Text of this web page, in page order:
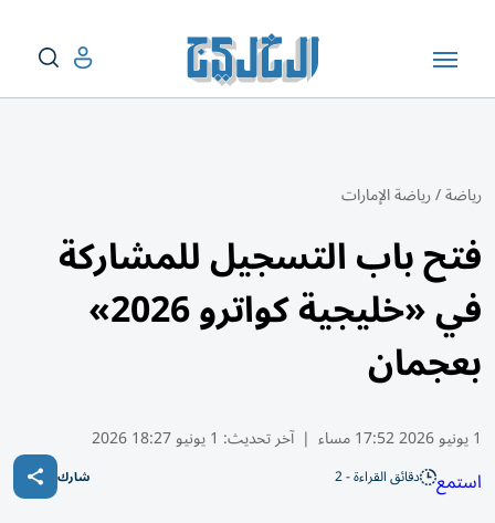
رياضة/رياضة الإمارات
فتح باب التسجيل للمشاركة
في «خليجية كواترو 2026»
بعجمان
1 يونيو 2026 17:52 مساء | آخر تحديث: 1 يونيو 18:27 2026
استمع دقائق القراءة - 2 شارك